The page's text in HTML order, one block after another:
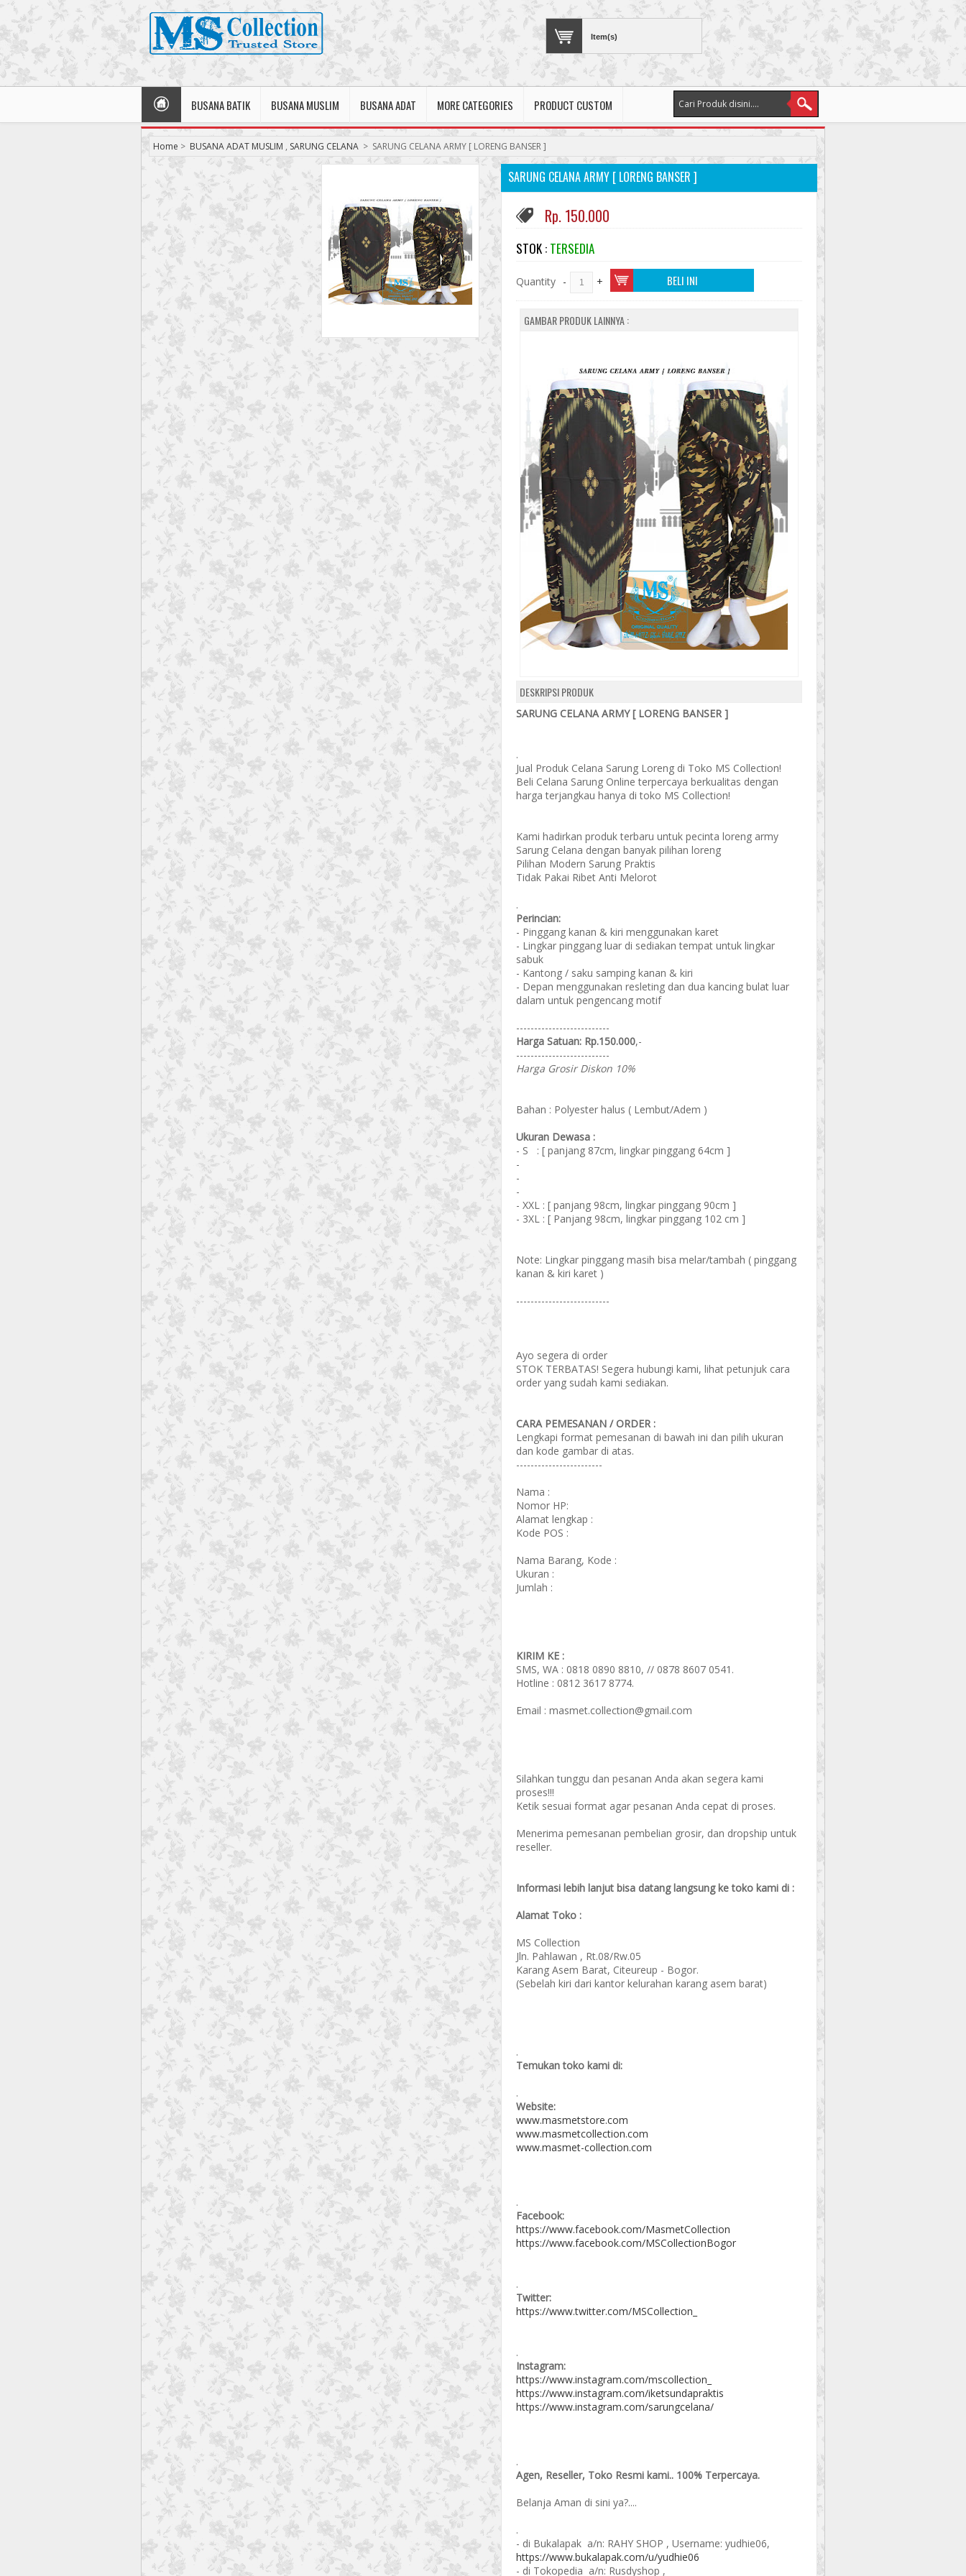
Item(s)
BUSANA BATIK BUSANA MUSLIM BUSANA ADAT MORE CATEGORIES PRODUCT CUSTOM
Home > BUSANA ADAT MUSLIM , SARUNG CELANA > SARUNG CELANA ARMY [ LORENG BANSER ]
SARUNG CELANA ARMY [ LORENG BANSER ]
Rp. 150.000
STOK : TERSEDIA
Quantity - + BELI INI
GAMBAR PRODUK LAINNYA :
DESKRIPSI PRODUK
SARUNG CELANA ARMY [ LORENG BANSER ]
.
Jual Produk Celana Sarung Loreng di Toko MS Collection!
Beli Celana Sarung Online terpercaya berkualitas dengan
harga terjangkau hanya di toko MS Collection!
Kami hadirkan produk terbaru untuk pecinta loreng army
Sarung Celana dengan banyak pilihan loreng
Pilihan Modern Sarung Praktis
Tidak Pakai Ribet Anti Melorot
.
Perincian:
- Pinggang kanan & kiri menggunakan karet
- Lingkar pinggang luar di sediakan tempat untuk lingkar
sabuk
- Kantong / saku samping kanan & kiri
- Depan menggunakan resleting dan dua kancing bulat luar
dalam untuk pengencang motif
--------------------------
Harga Satuan: Rp.150.000,-
--------------------------
Harga Grosir Diskon 10%
Bahan : Polyester halus ( Lembut/Adem )
Ukuran Dewasa :
- S : [ panjang 87cm, lingkar pinggang 64cm ]
-
-
-
- XXL : [ panjang 98cm, lingkar pinggang 90cm ]
- 3XL : [ Panjang 98cm, lingkar pinggang 102 cm ]
Note: Lingkar pinggang masih bisa melar/tambah ( pinggang
kanan & kiri karet )
--------------------------
Ayo segera di order
STOK TERBATAS! Segera hubungi kami, lihat petunjuk cara
order yang sudah kami sediakan.
CARA PEMESANAN / ORDER :
Lengkapi format pemesanan di bawah ini dan pilih ukuran
dan kode gambar di atas.
------------------------
Nama :
Nomor HP:
Alamat lengkap :
Kode POS :
Nama Barang, Kode :
Ukuran :
Jumlah :
KIRIM KE :
SMS, WA : 0818 0890 8810, // 0878 8607 0541.
Hotline : 0812 3617 8774.
Email : masmet.collection@gmail.com
Silahkan tunggu dan pesanan Anda akan segera kami
proses!!!
Ketik sesuai format agar pesanan Anda cepat di proses.
Menerima pemesanan pembelian grosir, dan dropship untuk
reseller.
Informasi lebih lanjut bisa datang langsung ke toko kami di :
Alamat Toko :
MS Collection
Jln. Pahlawan , Rt.08/Rw.05
Karang Asem Barat, Citeureup - Bogor.
(Sebelah kiri dari kantor kelurahan karang asem barat)
.
Temukan toko kami di:
.
Website:
www.masmetstore.com
www.masmetcollection.com
www.masmet-collection.com
.
Facebook:
https://www.facebook.com/MasmetCollection
https://www.facebook.com/MSCollectionBogor
.
Twitter:
https://www.twitter.com/MSCollection_
.
Instagram:
https://www.instagram.com/mscollection_
https://www.instagram.com/iketsundapraktis
https://www.instagram.com/sarungcelana/
.
Agen, Reseller, Toko Resmi kami.. 100% Terpercaya.
Belanja Aman di sini ya?....
.
- di Bukalapak a/n: RAHY SHOP , Username: yudhie06,
https://www.bukalapak.com/u/yudhie06
- di Tokopedia a/n: Rusdyshop ,